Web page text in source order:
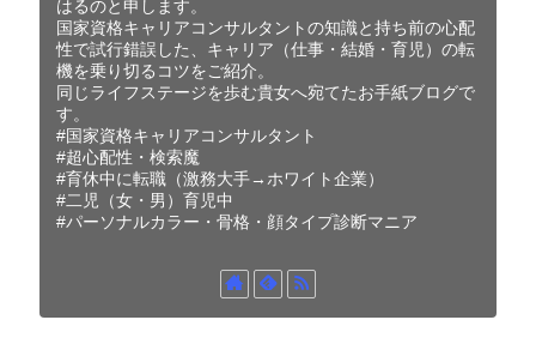
はるのと申します。
国家資格キャリアコンサルタントの知識と持ち前の心配
性で試行錯誤した、キャリア（仕事・結婚・育児）の転
機を乗り切るコツをご紹介。
同じライフステージを歩む貴女へ宛てたお手紙ブログで
す。
#国家資格キャリアコンサルタント
#超心配性・検索魔
#育休中に転職（激務大手→ホワイト企業）
#二児（女・男）育児中
#パーソナルカラー・骨格・顔タイプ診断マニア